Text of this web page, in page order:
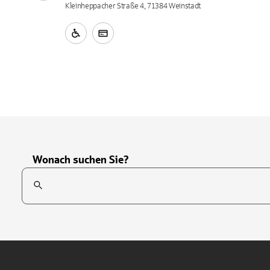
Kleinheppacher Straße 4, 71384 Weinstadt
Wonach suchen Sie?
Suchfeld